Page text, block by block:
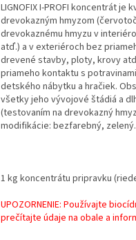
LIGNOFIX I-PROFI koncentrát
drevokazným hmyzom
drevokaznému hmyzu v
atď.) a v exteriéroch bez
drevené stavby, ploty, krovy
priameho kontaktu s
detského nábytku a hračiek.
všetky jeho vývojové štádiá a
(testovaním na drevokazný
modifikácie: bezfarebný, zelený.
1 kg koncentrátu pripravku
UPOZORNENIE: Používajte
prečítajte údaje na obale a